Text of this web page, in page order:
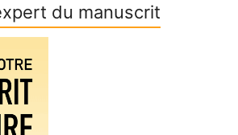
du manuscrit